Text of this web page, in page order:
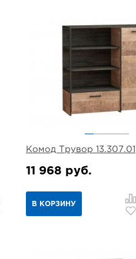
Комод Трувор 13.307.01
11 968 руб.
В КОРЗИНУ